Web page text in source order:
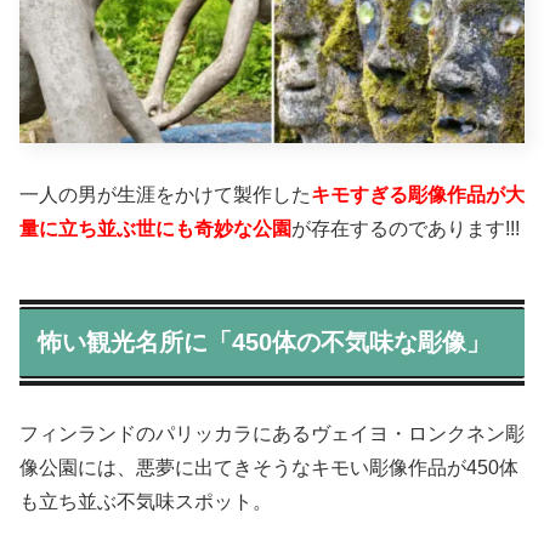
一人の男が生涯をかけて製作したキモすぎる彫像作品が大
量に立ち並ぶ世にも奇妙な公園が存在するのであります!!!
怖い観光名所に「450体の不気味な彫像」
フィンランドのパリッカラにあるヴェイヨ・ロンクネン彫
像公園には、悪夢に出てきそうなキモい彫像作品が450体
も立ち並ぶ不気味スポット。